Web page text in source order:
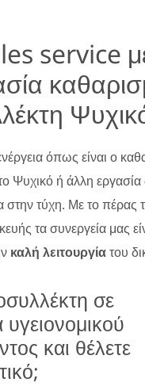
service
όπως είναι ο
Ψυχικό ή άλλη εργασία
στην τύχη. Με το πέρας
τα συνεργεία μας
καλή λειτουργίατου
σε
και θέλετε